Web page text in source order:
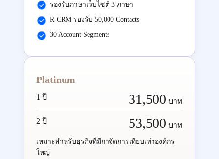
รองรับภาษาเว็บไซต์ 3 ภาษา
R-CRM รองรับ 50,000 Contacts
30 Account Segments
Platinum
1 ปี 31,500 บาท
2 ปี 53,500 บาท
เหมาะสำหรับธุรกิจที่มีกาจัดการเทียบเท่าองค์กร
ใหญ่